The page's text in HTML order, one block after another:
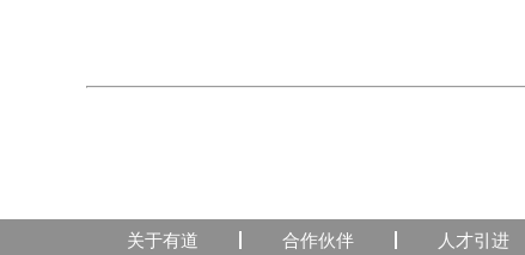
关于有道 合作伙伴 人才引进